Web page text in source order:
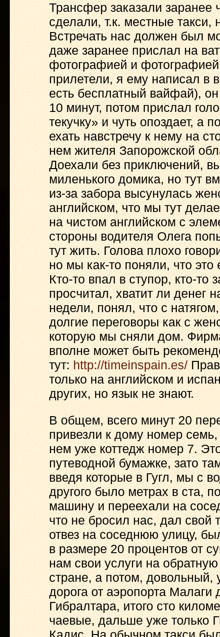
Трансфер заказали заранее
сделали, т.к. местные такси,
Встречать нас должен был
даже заранее прислал на
фотографией и фотографией
прилетели, я ему написал в
есть бесплатный вайфай),
10 минут, потом прислал
текучку» и чуть опоздает, а
ехать навстречу к нему на
нем жителя Запорожской
Доехали без приключений,
миленького домика, но тут
из-за забора высунулась
английском, что мы тут
на чистом английском с
стороны водителя Олега
тут жить. Голова плохо
но мы как-то поняли, что это
Кто-то впал в ступор, кто-
просчитал, хватит ли денег
недели, понял, что с
долгие переговоры как с
которую мы сняли дом.
вполне может быть
тут: http://timeinspain.es/
только на английском и
других, но язык не знают.
В общем, всего минут 20
привезли к дому номер
нем уже коттедж номер 7.
путеводной бумажке, зато
введя которые в Гугл, мы с
другого было метрах в ста,
машину и переехали на
что не бросил нас, дал свой
отвез на соседнюю улицу,
в размере 20 процентов от
нам свои услуги на
стране, а потом, довольный,
дорога от аэропорта Малаги
Гибралтара, итого сто
чаевые, дальше уже только